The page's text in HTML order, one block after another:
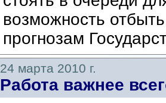
возможность
прогнозам
24 марта 2010 г.
Работа важнее